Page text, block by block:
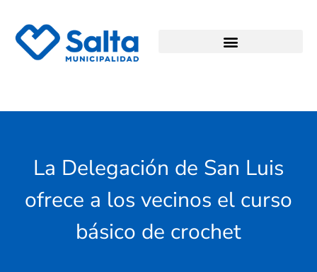
La Delegación de San Luis
ofrece a los vecinos el curso
básico de crochet